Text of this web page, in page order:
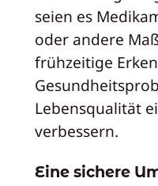
seien es
oder andere
frühzeitige
Lebensqualität
verbessern.
Eine sichere